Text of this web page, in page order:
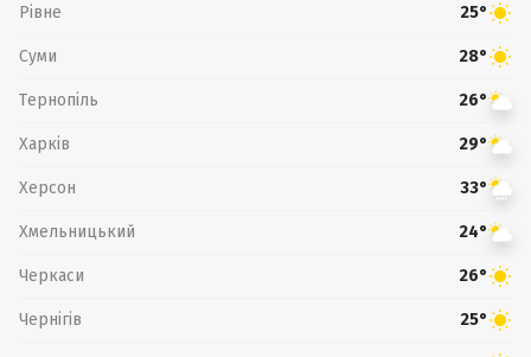
Рівне 25°
Суми 28°
Тернопіль 26°
Харків 29°
Херсон 33°
Хмельницький 24°
Черкаси 26°
Чернігів 25°